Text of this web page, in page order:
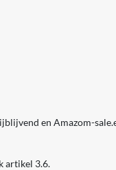
en Amazom-
artikel 3.6.